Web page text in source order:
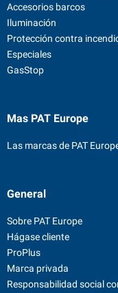
Accesorios barcos
Iluminación
Protección contra
Especiales
GasStop
Mas PAT Europe
Las marcas de PAT
General
Sobre PAT Europe
Hágase cliente
ProPlus
Marca privada
Responsabilidad social